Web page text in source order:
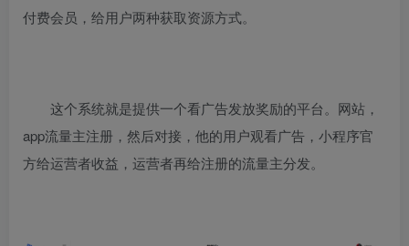
付费会员，给用户两种获取资源方式。
这个系统就是提供一个看广告发放奖励的平台。网站，
app流量主注册，然后对接，他的用户观看广告，小程序官
方给运营者收益，运营者再给注册的流量主分发。